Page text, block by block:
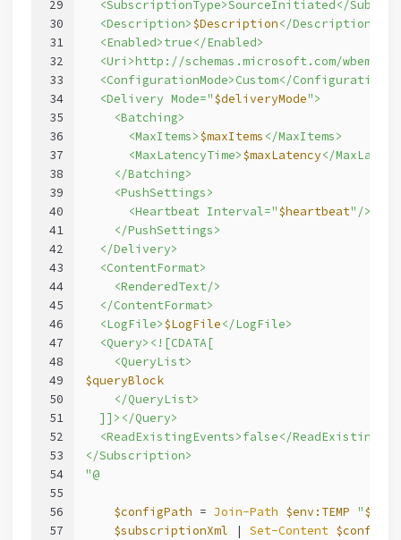
29
30
31
32
33
34
35
36
37
38
39
40
41
42
43
44
45
46
47
48
49
50
51
52
53
54
55
56
57
<SubscriptionType>SourceInitiated</
  <Description>
$Description</Description>
  <Enabled>true</Enabled>
<Uri>http://schemas.microsoft.com/wbem/
<ConfigurationMode>Custom</
  <Delivery Mode="
$deliveryMode">
    <Batching>
      <MaxItems>
$maxItems </MaxItems>
      <MaxLatencyTime>
$maxLatency</
    </Batching>
    <PushSettings>
      <Heartbeat Interval="
$heartbeat"/>
    </PushSettings>
  </Delivery>
  <ContentFormat>
    <RenderedText/>
  </ContentFormat>
  <LogFile>
$LogFile</LogFile>
  <Query><![CDATA[
    <QueryList>
$queryBlock
    </QueryList>
  ]]></Query>
<ReadExistingEvents>false</
</Subscription>
"@
$configPath = Join-Path $env:TEMP "
$subscriptionXml | Set-Content